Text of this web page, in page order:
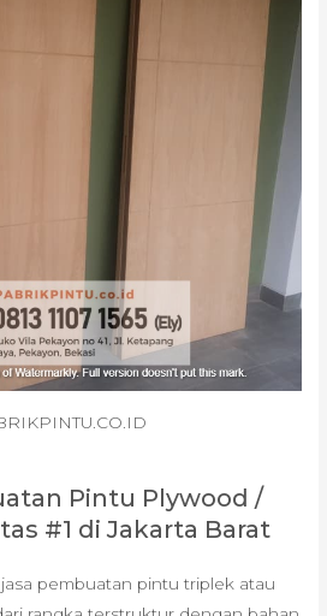
Pintu Plywood /
#1 di Jakarta Barat
pembuatan pintu triplek atau